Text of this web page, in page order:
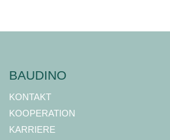
BAUDINO
KONTAKT
KOOPERATION
KARRIERE